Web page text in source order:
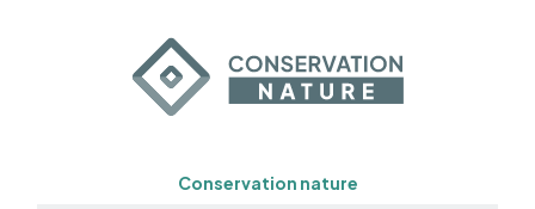
Conservation nature